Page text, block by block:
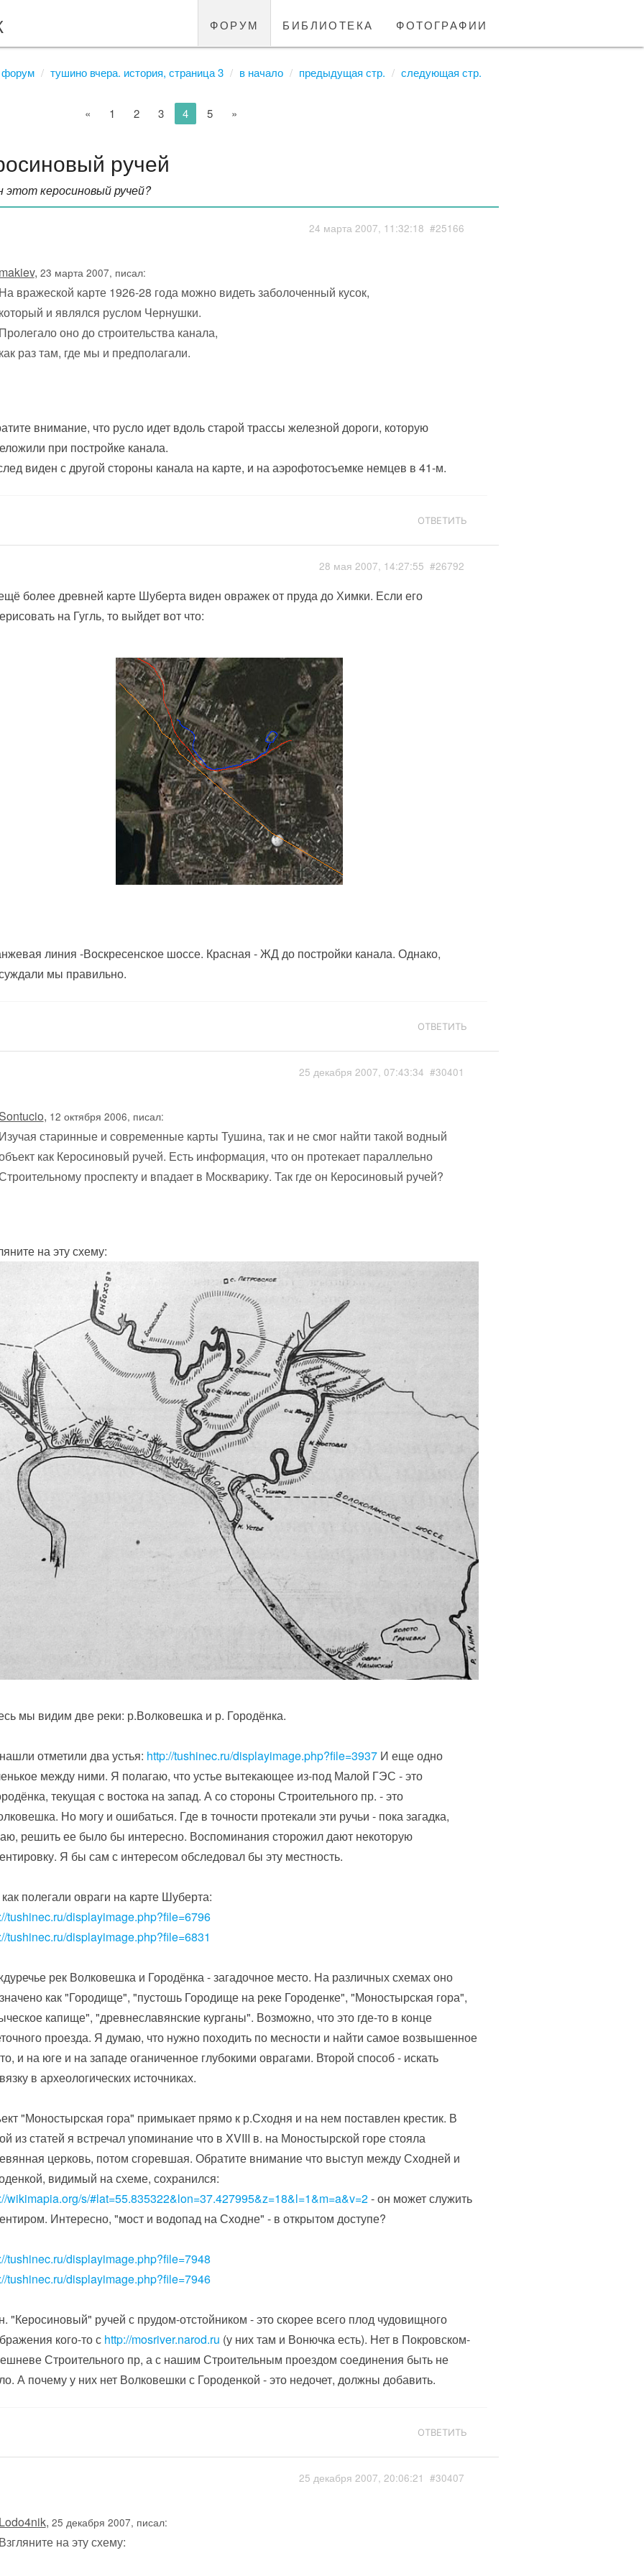
форум библиотека фотографии
форум тушино вчера. история, страница 3 в начало предыдущая стр. следующая стр.
« 1 2 3 4 5 »
ручей
этот керосиновый ручей?
24 марта 2007, 11:32:18 #25166
, 23 марта 2007, писал:
вражеской карте 1926-28 года можно видеть заболоченный кусок,
и являлся руслом Чернушки.
оно до строительства канала,
раз там, где мы и предполагали.
внимание, что русло идет вдоль старой трассы железной дороги, которую
при постройке канала.
виден с другой стороны канала на карте, и на аэрофотосъемке немцев в 41-м.
ОТВЕТИТЬ
28 мая 2007, 14:27:55 #26792
более древней карте Шуберта виден овражек от пруда до Химки. Если его
на Гугль, то выйдет вот что:
линия -Воскресенское шоссе. Красная - ЖД до постройки канала. Однако,
мы правильно.
ОТВЕТИТЬ
25 декабря 2007, 07:43:34 #30401
, 12 октября 2006, писал:
старинные и современные карты Тушина, так и не смог найти такой водный
как Керосиновый ручей. Есть информация, что он протекает параллельно
проспекту и впадает в Москварику. Так где он Керосиновый ручей?
на эту схему:
мы видим две реки: р.Волковешка и р. Городёнка.
отметили два устья: http://tushinec.ru/displayimage.php?file=3937И еще одно
между ними. Я полагаю, что устье вытекающее из-под Малой ГЭС - это
текущая с востока на запад. А со стороны Строительного пр. - это
Но могу и ошибаться. Где в точности протекали эти ручьи - пока загадка,
решить ее было бы интересно. Воспоминания сторожил дают некоторую
Я бы сам с интересом обследовал бы эту местность.
полегали овраги на карте Шуберта:
tushinec.ru/displayimage.php?file=6796
tushinec.ru/displayimage.php?file=6831
рек Волковешка и Городёнка - загадочное место. На различных схемах оно
как "Городище", "пустошь Городище на реке Городенке", "Моностырская гора",
капище", "древнеславянские курганы". Возможно, что это где-то в конце
проезда. Я думаю, что нужно походить по месности и найти самое возвышенное
и на юге и на западе оганиченное глубокими оврагами. Второй способ - искать
в археологических источниках.
"Моностырская гора" примыкает прямо к р.Сходня и на нем поставлен крестик. В
из статей я встречал упоминание что в XVIII в. на Моностырской горе стояла
церковь, потом сгоревшая. Обратите внимание что выступ между Сходней и
видимый на схеме, сохранился:
wikimapia.org/s/#lat=55.835322&lon=37.427995&z=18&l=1&m=a&v=2- он может служить
Интересно, "мост и водопад на Сходне" - в открытом доступе?
tushinec.ru/displayimage.php?file=7948
tushinec.ru/displayimage.php?file=7946
"Керосиновый" ручей с прудом-отстойником - это скорее всего плод чудовищного
кого-то с http://mosriver.narod.ru (у них там и Вонючка есть). Нет в Покровском-
Строительного пр, а с нашим Строительным проездом соединения быть не
А почему у них нет Волковешки с Городенкой - это недочет, должны добавить.
ОТВЕТИТЬ
25 декабря 2007, 20:06:21 #30407
, 25 декабря 2007, писал:
на эту схему: